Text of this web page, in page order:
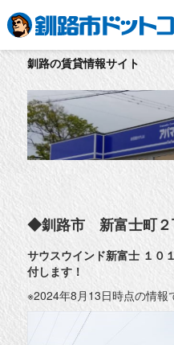
釧路の賃貸情報サイト
◆釧路市 新富士町
サウスウインド新富士 １
付します！
※2024年8月13日時点の情報